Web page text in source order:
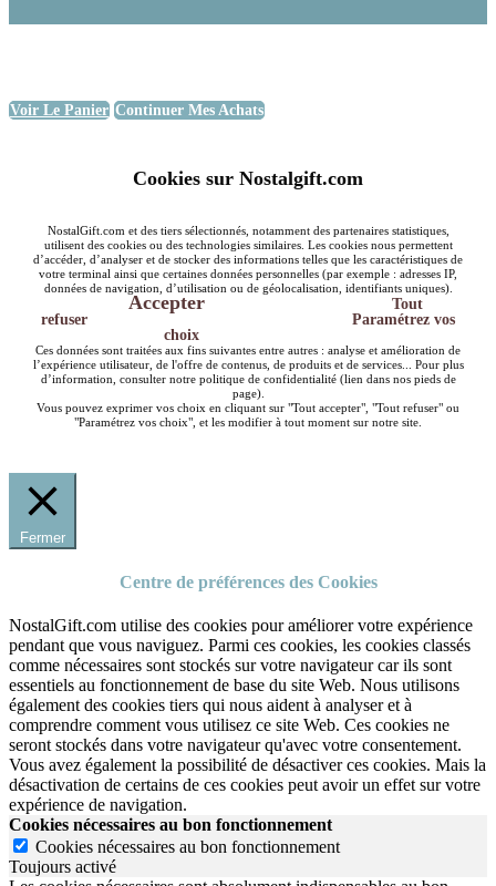
Voir Le Panier Continuer Mes Achats
Cookies sur Nostalgift.com
NostalGift.com et des tiers sélectionnés, notamment des partenaires statistiques,
utilisent des cookies ou des technologies similaires. Les cookies nous permettent
d’accéder, d’analyser et de stocker des informations telles que les caractéristiques de
votre terminal ainsi que certaines données personnelles (par exemple : adresses IP,
données de navigation, d’utilisation ou de géolocalisation, identifiants uniques).
Accepter
Tout
refuser
Paramétrez vos
choix
Ces données sont traitées aux fins suivantes entre autres : analyse et amélioration de
l’expérience utilisateur, de l'offre de contenus, de produits et de services... Pour plus
d’information, consulter notre politique de confidentialité (lien dans nos pieds de
page).
Vous pouvez exprimer vos choix en cliquant sur "Tout accepter", "Tout refuser" ou
"Paramétrez vos choix", et les modifier à tout moment sur notre site.
Fermer
Centre de préférences des Cookies
NostalGift.com utilise des cookies pour améliorer votre expérience
pendant que vous naviguez. Parmi ces cookies, les cookies classés
comme nécessaires sont stockés sur votre navigateur car ils sont
essentiels au fonctionnement de base du site Web. Nous utilisons
également des cookies tiers qui nous aident à analyser et à
comprendre comment vous utilisez ce site Web. Ces cookies ne
seront stockés dans votre navigateur qu'avec votre consentement.
Vous avez également la possibilité de désactiver ces cookies. Mais la
désactivation de certains de ces cookies peut avoir un effet sur votre
expérience de navigation.
Cookies nécessaires au bon fonctionnement
Cookies nécessaires au bon fonctionnement
Toujours activé